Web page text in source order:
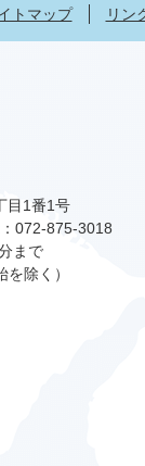
トマップ リン
目1番1号
072-875-3018
まで
除く）